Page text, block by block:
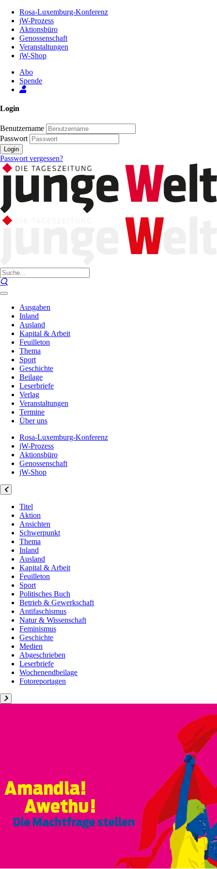
Inhalt
Seite
Rosa-Luxemburg-Konferenz
jW-Prozess
Aktionsbüro
Genossenschaft
Veranstaltungen
jW-Shop
Abo
Spende
Login
Benutzername
Passwort
Login
Passwort vergessen?
Ausgaben
Inland
Ausland
Kapital & Arbeit
Feuilleton
Thema
Sport
Geschichte
Beilage
Leserbriefe
Verlag
Veranstaltungen
Termine
Über uns
Rosa-Luxemburg-Konferenz
jW-Prozess
Aktionsbüro
Genossenschaft
jW-Shop
Titel
Aktion
Ansichten
Schwerpunkt
Thema
Inland
Ausland
Kapital & Arbeit
Feuilleton
Sport
Politisches Buch
Betrieb & Gewerkschaft
Antifaschismus
Natur & Wissenschaft
Feminismus
Geschichte
Medien
Abgeschrieben
Leserbriefe
Wochenendbeilage
Fotoreportagen